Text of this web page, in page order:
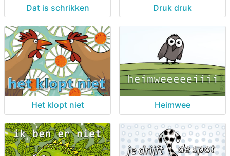
Dat is schrikken Druk druk
Het klopt niet Heimwee